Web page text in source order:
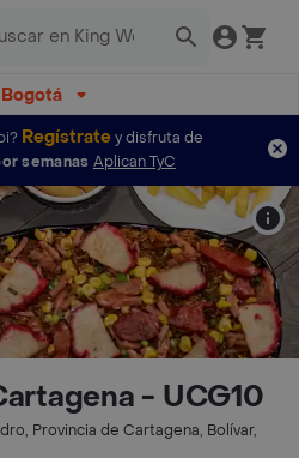
Bogotá
Regístratey disfruta de
semanas Aplican TyC
- UCG10
Provincia de Cartagena, Bolívar,